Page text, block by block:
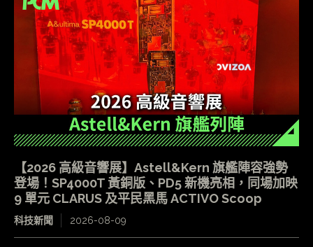
【2026 高級音響展】Astell&Kern 旗艦陣容強勢
登場！SP4000T 黃銅版、PD5 新機亮相，同場加映
9 單元 CLARUS 及平民黑馬 ACTIVO Scoop
科技新聞 2026-08-09